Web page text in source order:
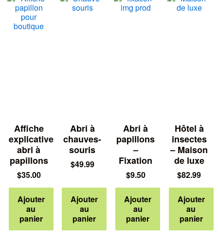
Affiche
explicative
abri à
papillons
$35.00
Ajouter
au
panier
Abri à
chauves-
souris
$49.99
Ajouter
au
panier
Abri à
papillons
–
Fixation
$9.50
Ajouter
au
panier
Hôtel à
insectes
– Maison
de luxe
$82.99
Ajouter
au
panier